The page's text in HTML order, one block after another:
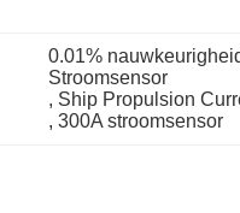
0.01%
Stroomsensor
, Ship Propulsion
, 300A stroomsensor